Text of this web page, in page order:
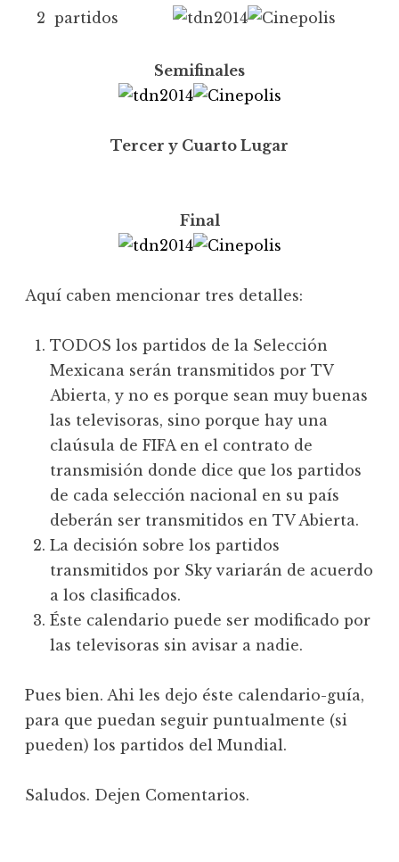
2 partidos
Semifinales
Tercer y Cuarto Lugar
Final
Aquí caben mencionar tres detalles:
TODOS los partidos de la Selección
Mexicana serán transmitidos por TV
Abierta, y no es porque sean muy buenas
las televisoras, sino porque hay una
claúsula de FIFA en el contrato de
transmisión donde dice que los partidos
de cada selección nacional en su país
deberán ser transmitidos en TV Abierta.
La decisión sobre los partidos
transmitidos por Sky variarán de acuerdo
a los clasificados.
Éste calendario puede ser modificado por
las televisoras sin avisar a nadie.
Pues bien. Ahi les dejo éste calendario-guía,
para que puedan seguir puntualmente (si
pueden) los partidos del Mundial.
Saludos. Dejen Comentarios.